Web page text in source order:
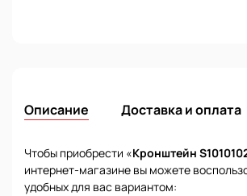
Описание Доставка и оплата
Чтобы приобрести «Кронштейн
интернет-магазине вы можете
удобных для вас вариантом: